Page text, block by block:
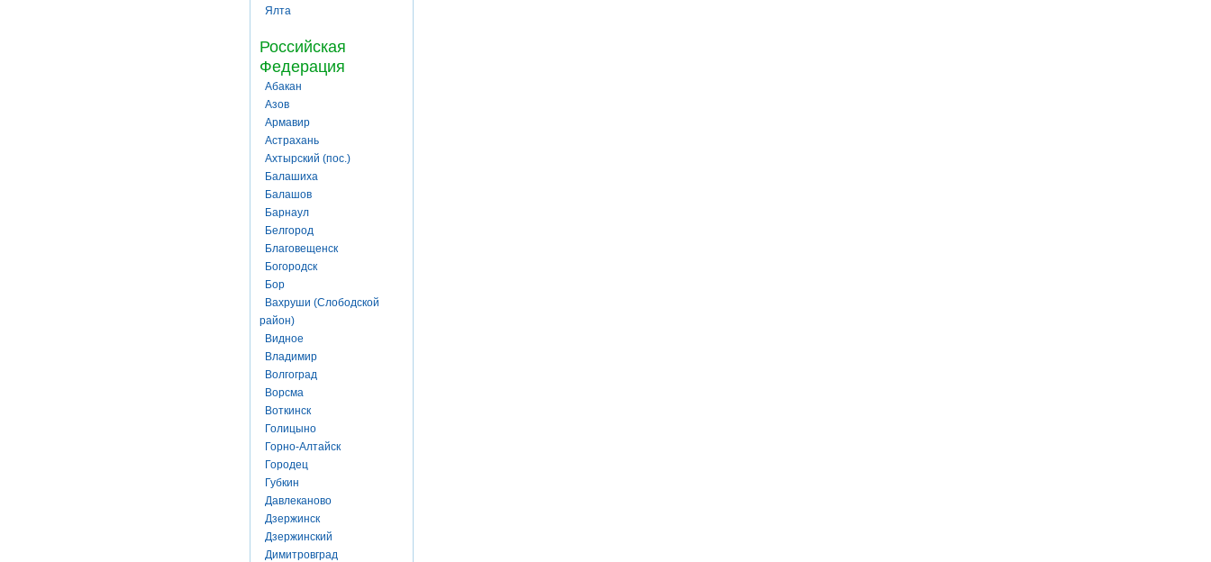
Ялта
Российская
Федерация
Абакан
Азов
Армавир
Астрахань
Ахтырский (пос.)
Балашиха
Балашов
Барнаул
Белгород
Благовещенск
Богородск
Бор
Вахруши (Слободской
район)
Видное
Владимир
Волгоград
Ворсма
Воткинск
Голицыно
Горно-Алтайск
Городец
Губкин
Давлеканово
Дзержинск
Дзержинский
Димитровград